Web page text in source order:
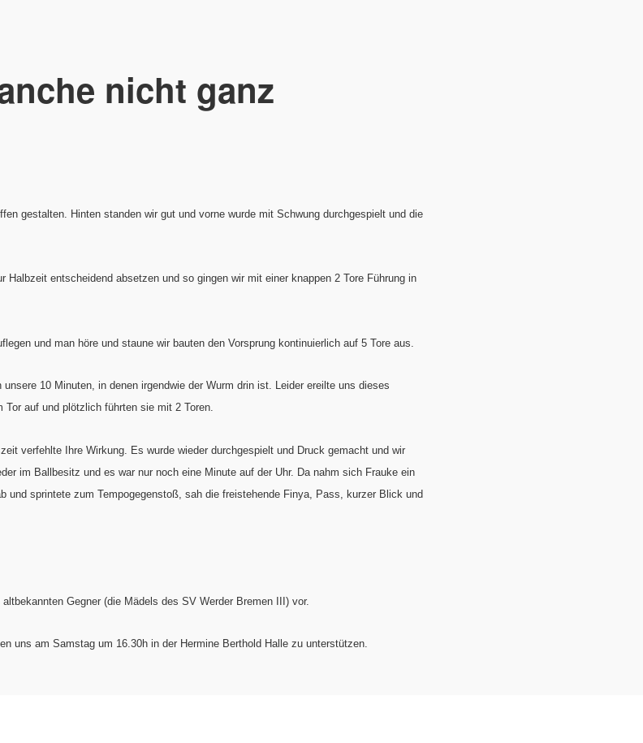
nicht ganz
gestalten. Hinten standen wir gut und vorne wurde mit Schwung durchgespielt und die
Halbzeit entscheidend absetzen und so gingen wir mit einer knappen 2 Tore Führung in
und man höre und staune wir bauten den Vorsprung kontinuierlich auf 5 Tore aus.
10 Minuten, in denen irgendwie der Wurm drin ist. Leider ereilte uns dieses
auf und plötzlich führten sie mit 2 Toren.
verfehlte Ihre Wirkung. Es wurde wieder durchgespielt und Druck gemacht und wir
im Ballbesitz und es war nur noch eine Minute auf der Uhr. Da nahm sich Frauke ein
und sprintete zum Tempogegenstoß, sah die freistehende Finya, Pass, kurzer Blick und
Gegner (die Mädels des SV Werder Bremen III) vor.
uns am Samstag um 16.30h in der Hermine Berthold Halle zu unterstützen.